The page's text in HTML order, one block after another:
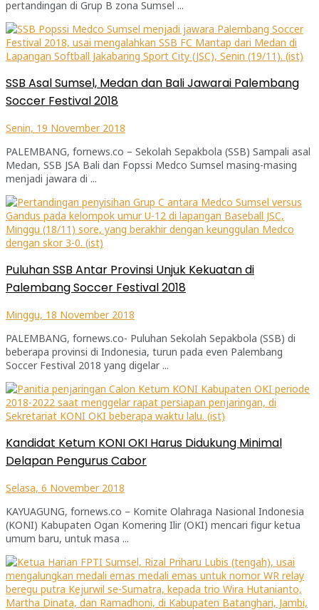
pertandingan di Grup B zona Sumsel ...
SSB Asal Sumsel, Medan dan Bali Jawarai Palembang
Soccer Festival 2018
Senin, 19 November 2018
PALEMBANG, fornews.co – Sekolah Sepakbola (SSB) Sampali asal
Medan, SSB JSA Bali dan Fopssi Medco Sumsel masing-masing
menjadi jawara di ...
Puluhan SSB Antar Provinsi Unjuk Kekuatan di
Palembang Soccer Festival 2018
Minggu, 18 November 2018
PALEMBANG, fornews.co- Puluhan Sekolah Sepakbola (SSB) di
beberapa provinsi di Indonesia, turun pada even Palembang
Soccer Festival 2018 yang digelar ...
Kandidat Ketum KONI OKI Harus Didukung Minimal
Delapan Pengurus Cabor
Selasa, 6 November 2018
KAYUAGUNG, fornews.co – Komite Olahraga Nasional Indonesia
(KONI) Kabupaten Ogan Komering Ilir (OKI) mencari figur ketua
umum baru, untuk masa ...